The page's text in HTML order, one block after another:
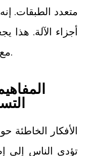
متعدد الطبقات.
أجزاء الآلة. هذا
مع المواد العليا مثل ورق التسامي.
الأفكار الخاطئة
تؤدي الناس إلى